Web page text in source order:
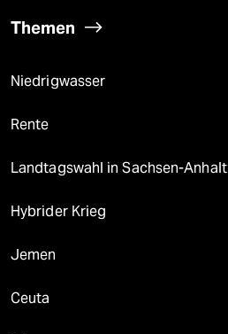
Themen
Niedrigwasser
Rente
Landtagswahl in Sachsen-Anhalt
Hybrider Krieg
Jemen
Ceuta